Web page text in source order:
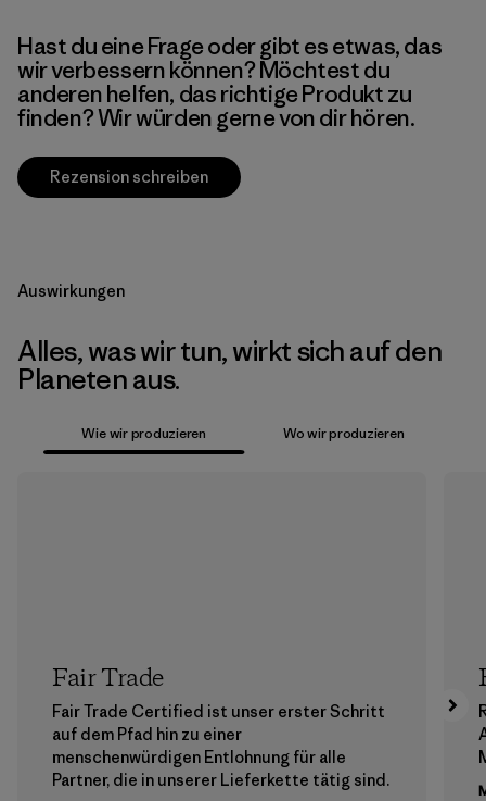
Hast du eine Frage oder gibt es etwas, das
wir verbessern können? Möchtest du
anderen helfen, das richtige Produkt zu
finden? Wir würden gerne von dir hören.
Rezension schreiben
Auswirkungen
Alles, was wir tun, wirkt sich auf den
Planeten aus.
Wie wir produzieren Wo wir produzieren
Fair Trade
Fair Trade Certified ist unser erster Schritt
auf dem Pfad hin zu einer
menschenwürdigen Entlohnung für alle
Partner, die in unserer Lieferkette tätig sind.